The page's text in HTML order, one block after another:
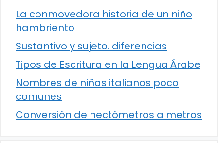
La conmovedora historia de un niño
hambriento
Sustantivo y sujeto. diferencias
Tipos de Escritura en la Lengua Árabe
Nombres de niñas italianos poco
comunes
Conversión de hectómetros a metros